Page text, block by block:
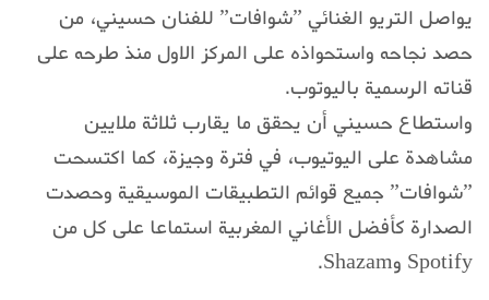
يواصل التريو الغنائي ”شوافات” للفنان حسيني، من
حصد نجاحه واستحواذه على المركز الاول منذ طرحه على
قناته الرسمية باليوتوب.
واستطاع حسيني أن يحقق ما يقارب ثلاثة ملايين
مشاهدة على اليوتيوب، في فترة وجيزة، كما اكتسحت
”شوافات” جميع قوائم التطبيقات الموسيقية وحصدت
الصدارة كأفضل الأغاني المغربية استماعا على كل من
Spotify وShazam.